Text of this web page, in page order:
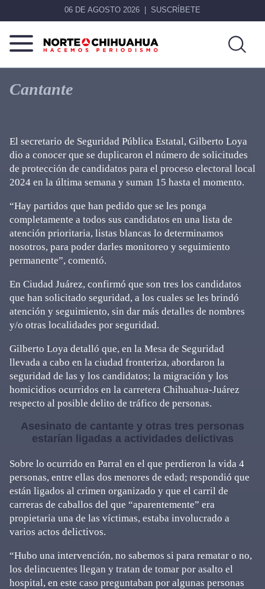
06 DE AGOSTO 2026 SUSCRÍBETE
Norte
De
Chihuahua
Más
que
noticias,
Cantante
El secretario de Seguridad Pública Estatal, Gilberto Loya
dio a conocer que se duplicaron el número de solicitudes
de protección de candidatos para el proceso electoral local
2024 en la última semana y suman 15 hasta el momento.
“Hay partidos que han pedido que se les ponga
completamente a todos sus candidatos en una lista de
atención prioritaria, listas blancas lo determinamos
nosotros, para poder darles monitoreo y seguimiento
permanente”, comentó.
En Ciudad Juárez, confirmó que son tres los candidatos
que han solicitado seguridad, a los cuales se les brindó
atención y seguimiento, sin dar más detalles de nombres
y/o otras localidades por seguridad.
Gilberto Loya detalló que, en la Mesa de Seguridad
llevada a cabo en la ciudad fronteriza, abordaron la
seguridad de las y los candidatos; la migración y los
homicidios ocurridos en la carretera Chihuahua-Juárez
respecto al posible delito de tráfico de personas.
Asesinato de cantante y otras tres personas
estarían ligadas a actividades delictivas
Sobre lo ocurrido en Parral en el que perdieron la vida 4
personas, entre ellas dos menores de edad; respondió que
están ligados al crimen organizado y que el carril de
carreras de caballos del que “aparentemente” era
propietaria una de las víctimas, estaba involucrado a
varios actos delictivos.
“Hubo una intervención, no sabemos si para rematar o no,
los delincuentes llegan y tratan de tomar por asalto el
hospital, en este caso preguntaban por algunas personas